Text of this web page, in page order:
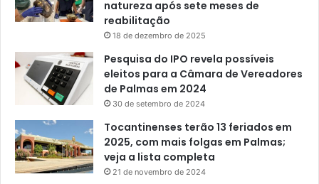
natureza após sete meses de
reabilitação
18 de dezembro de 2025
Pesquisa do IPO revela possíveis
eleitos para a Câmara de Vereadores
de Palmas em 2024
30 de setembro de 2024
Tocantinenses terão 13 feriados em
2025, com mais folgas em Palmas;
veja a lista completa
21 de novembro de 2024